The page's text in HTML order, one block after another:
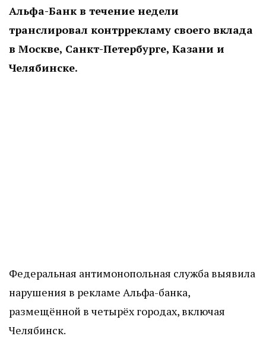
Альфа-Банк в течение недели
транслировал контррекламу своего вклада
в Москве, Санкт-Петербурге, Казани и
Челябинске.
Федеральная антимонопольная служба выявила
нарушения в рекламе Альфа-банка,
размещённой в четырёх городах, включая
Челябинск.